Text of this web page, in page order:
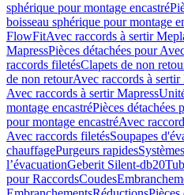
sphérique pour montage encastré
boisseau sphérique pour montage
FlowFitAvec raccords à sertir
MapressPièces détachées pour
raccords filetésClapets de non
de non retourAvec raccords à sertir
Avec raccords à sertir Mapress
montage encastréPièces détachées
pour montage encastréAvec
Avec raccords filetésSoupapes
chauffagePurgeurs rapides
l’évacuationGeberit Silent-db20
pour RaccordsCoudes